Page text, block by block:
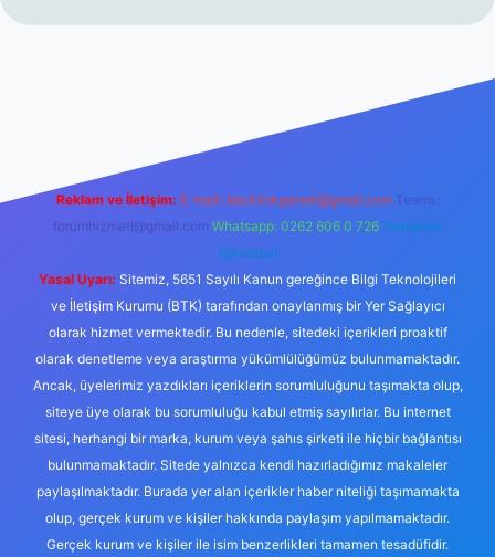
Reklam ve İletişim: E-mail: backlinkpaneli@gmail.com Teams:
forumhizmeti@gmail.com Whatsapp: 0262 606 0 726 Telegram:
@karabul
Yasal Uyarı: Sitemiz, 5651 Sayılı Kanun gereğince Bilgi Teknolojileri
ve İletişim Kurumu (BTK) tarafından onaylanmış bir Yer Sağlayıcı
olarak hizmet vermektedir. Bu nedenle, sitedeki içerikleri proaktif
olarak denetleme veya araştırma yükümlülüğümüz bulunmamaktadır.
Ancak, üyelerimiz yazdıkları içeriklerin sorumluluğunu taşımakta olup,
siteye üye olarak bu sorumluluğu kabul etmiş sayılırlar. Bu internet
sitesi, herhangi bir marka, kurum veya şahıs şirketi ile hiçbir bağlantısı
bulunmamaktadır. Sitede yalnızca kendi hazırladığımız makaleler
paylaşılmaktadır. Burada yer alan içerikler haber niteliği taşımamakta
olup, gerçek kurum ve kişiler hakkında paylaşım yapılmamaktadır.
Gerçek kurum ve kişiler ile isim benzerlikleri tamamen tesadüfidir.